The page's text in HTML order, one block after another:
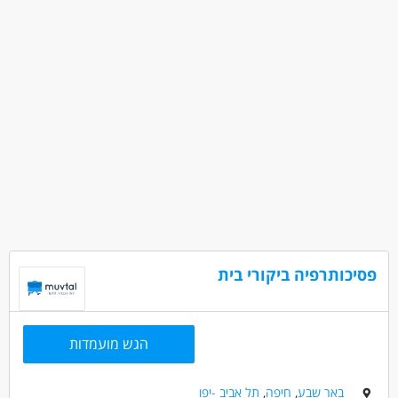
פסיכותרפיה ביקורי בית
הגש מועמדות
באר שבע, חיפה, תל אביב -יפו